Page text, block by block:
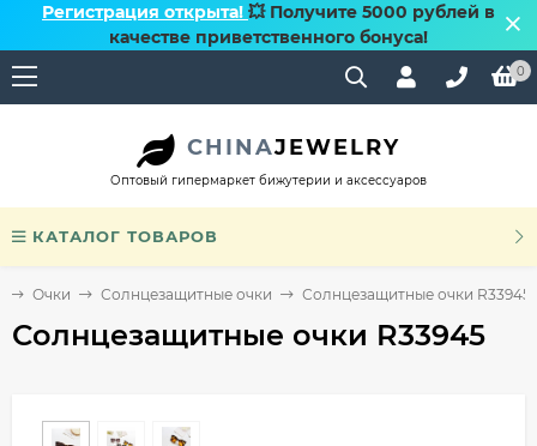
Регистрация открыта! 💥 Получите 5000 рублей в
качестве приветственного бонуса!
0
CHINAJEWELRY
Оптовый гипермаркет бижутерии и аксессуаров
КАТАЛОГ ТОВАРОВ
Очки Солнцезащитные очки Солнцезащитные очки R33945
Солнцезащитные очки R33945